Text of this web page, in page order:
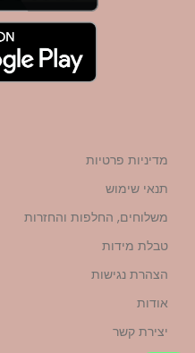
מדיניות פרטיות
תנאי שימוש
משלוחים, החלפות והחזרות
טבלת מידות
הצהרת נגישות
אודות
יצירת קשר